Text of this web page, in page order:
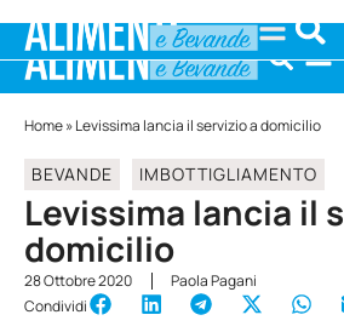
Home»Levissima lancia il servizio a domicilio
BEVANDE IMBOTTIGLIAMENTO
Levissima lancia il
domicilio
28 Ottobre 2020
Paola Pagani
Condividi